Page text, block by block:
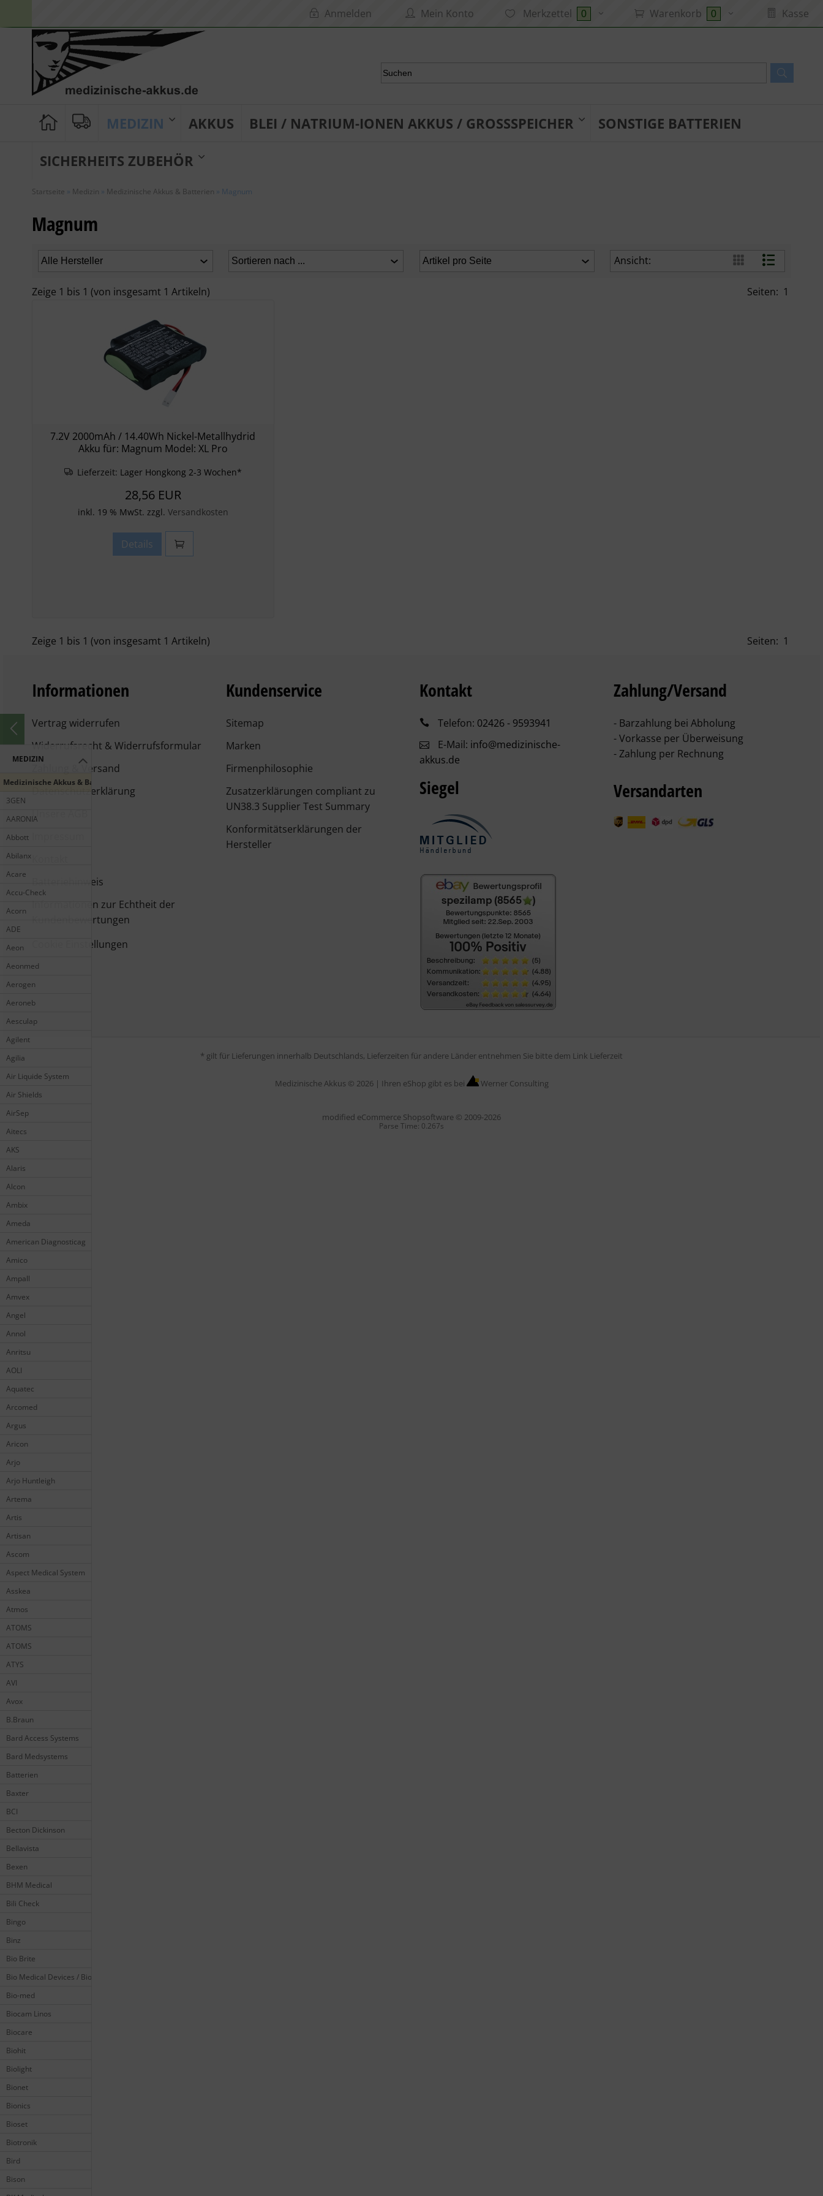
Anmelden Mein Konto Merkzettel 0 Warenkorb 0 Kasse
MEDIZIN AKKUS BLEI / NATRIUM-IONEN AKKUS / GROSSSPEICHER SONSTIGE BATTERIEN
SICHERHEITS ZUBEHÖR
MEDIZIN
Medizinische Akkus & Batterien
3GEN
AARONIA
Abbott
Abilanx
Acare
Accu-Check
Acorn
ADE
Aeon
Aeonmed
Aerogen
Aeroneb
Aesculap
Agilent
Agilia
Air Liquide System
Air Shields
AirSep
Aitecs
AKS
Alaris
Alcon
Ambix
Ameda
American Diagnosticag
Amico
Ampall
Amvex
Angel
Annol
Anritsu
AOLI
Aquatec
Arcomed
Argus
Aricon
Arjo
Arjo Huntleigh
Artema
Artis
Artisan
Ascom
Aspect Medical System
Asskea
Atmos
ATOMS
ATOMS
ATYS
AVI
Avox
B.Braun
Bard Access Systems
Bard Medsystems
Batterien
Baxter
BCI
Becton Dickinson
Bellavista
Bexen
BHM Medical
Bili Check
Bingo
Binz
Bio Brite
Bio Medical Devices / Biomedical
Bio-med
Biocam Linos
Biocare
Biohit
Biolight
Bionet
Bionics
Bioset
Biotronik
Bird
Bison
Startseite » Medizin » Medizinische Akkus & Batterien » Magnum
Magnum
Ansicht:
Zeige 1 bis 1 (von insgesamt 1 Artikeln) Seiten: 1
7.2V 2000mAh / 14.40Wh Nickel-Metallhydrid
Akku für: Magnum Model: XL Pro
Lieferzeit: Lager Hongkong 2-3 Wochen*
28,56 EUR
inkl. 19 % MwSt. zzgl. Versandkosten
Details
Zeige 1 bis 1 (von insgesamt 1 Artikeln) Seiten: 1
Informationen
Vertrag widerrufen
Widerrufsrecht & Widerrufsformular
Zahlung & Versand
Datenschutzerklärung
Unsere AGB
Batteriehinweis
Informationen zur Echtheit der
Kundenbewertungen
Cookie Einstellungen
Kundenservice
Sitemap
Marken
Firmenphilosophie
Zusatzerklärungen compliant zu
UN38.3 Supplier Test Summary
Konformitätserklärungen der
Hersteller
Kontakt
Telefon: 02426 - 9593941
E-Mail: info@medizinische-
akkus.de
Siegel
Zahlung/Versand
- Barzahlung bei Abholung
- Vorkasse per Überweisung
- Zahlung per Rechnung
Versandarten
* gilt für Lieferungen innerhalb Deutschlands, Lieferzeiten für andere Länder entnehmen Sie bitte dem Link Lieferzeit
Medizinische Akkus © 2026 | Ihren eShop gibt es bei Werner Consulting
modified eCommerce Shopsoftware © 2009-2026
Parse Time: 0.267s